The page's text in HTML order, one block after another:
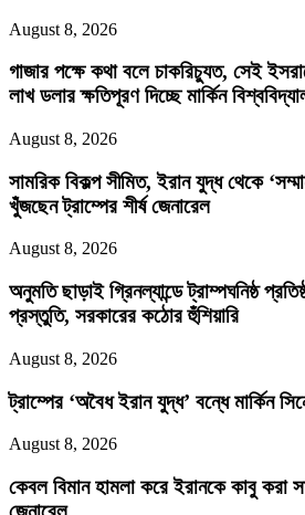
August 8, 2026
গাজার পক্ষে কথা বলে চাকরিচ্যুত, সেই
লাখ ডলার ক্ষতিপূরণ দিচ্ছে মার্কিন
August 8, 2026
সামরিক বিকল্প সীমিত, ইরান যুদ্ধ থেকে
খুঁজছেন ট্রাম্পের শীর্ষ জেনারেল
August 8, 2026
অনুমতি ছাড়াই গ্রিনল্যান্ডে ট্রাম্পঘনিষ্ঠ
প্রস্তুতি, সরকারের কঠোর হুঁশিয়ারি
August 8, 2026
ট্রাম্পের ‘অবৈধ ইরান যুদ্ধ’ বন্ধে মার্কিন
August 8, 2026
কেবল বিমান হামলা করে ইরানকে কাবু করা